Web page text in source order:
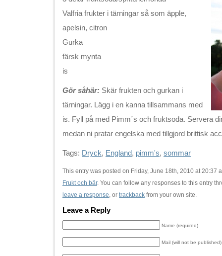
Valfria frukter i tärningar så som äpple,
apelsin, citron
Gurka
färsk mynta
is
Gör såhär: Skär frukten och gurkan i
tärningar. Lägg i en kanna tillsammans med
is. Fyll på med Pimm´s och fruktsoda. Servera
medan ni pratar engelska med tillgjord brittisk
Tags: Dryck, England, pimm's, sommar
This entry was posted on Friday, June 18th, 2010 at 20:37
Frukt och bär. You can follow any responses to this entry
leave a response, or trackback from your own site.
Leave a Reply
Name (required)
Mail (will not be